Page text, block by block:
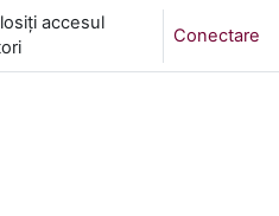
accesul
Conectare